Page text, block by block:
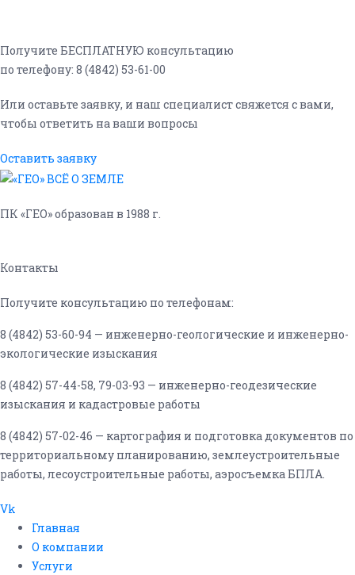
Получите БЕСПЛАТНУЮ консультацию
по телефону: 8 (4842) 53-61-00
Или оставьте заявку, и наш специалист свяжется с вами,
чтобы ответить на ваши вопросы
Оставить заявку
ПК «ГЕО» образован в 1988 г.
Контакты
Получите консультацию по телефонам:
8 (4842) 53-60-94 — инженерно-геологические и инженерно-
экологические изыскания
8 (4842) 57-44-58, 79-03-93 — инженерно-геодезические
изыскания и кадастровые работы
8 (4842) 57-02-46 — картография и подготовка документов по
территориальному планированию, землеустроительные
работы, лесоустроительные работы, аэросъемка БПЛА.
Vk
Главная
О компании
Услуги